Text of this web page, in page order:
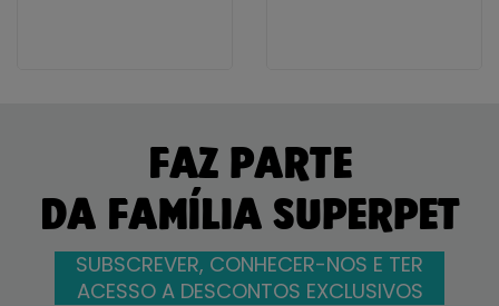
FAZ PARTE
DA FAMÍLIA SUPERPET
SUBSCREVER, CONHECER-NOS E TER
ACESSO A DESCONTOS EXCLUSIVOS